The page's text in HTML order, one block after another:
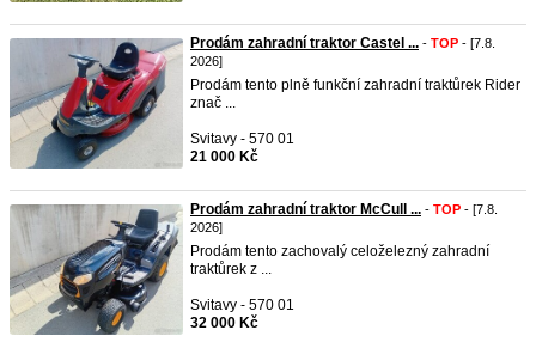
Prodám zahradní traktor Castel ... - TOP - [7.8.
2026]
Prodám tento plně funkční zahradní traktůrek Rider
znač ...
Svitavy - 570 01
21 000 Kč
Prodám zahradní traktor McCull ... - TOP - [7.8.
2026]
Prodám tento zachovalý celoželezný zahradní
traktůrek z ...
Svitavy - 570 01
32 000 Kč